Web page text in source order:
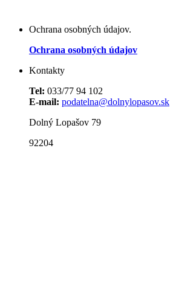
Ochrana osobných údajov.
Ochrana osobných údajov
Kontakty
Tel: 033/77 94 102
E-mail: podatelna@dolnylopasov.sk
Dolný Lopašov 79
92204